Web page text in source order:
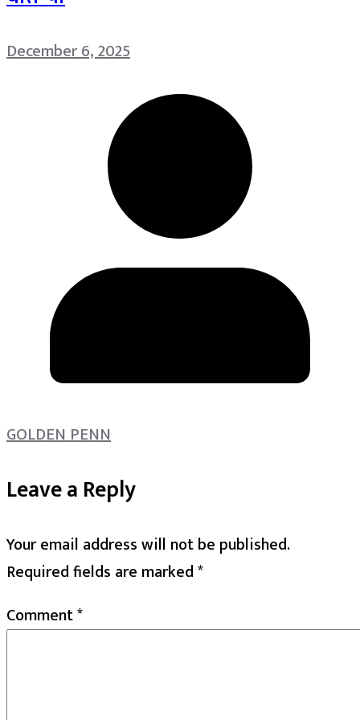
December 6, 2025
GOLDEN PENN
Leave a Reply
Your email address will not be published.
Required fields are marked*
Comment*